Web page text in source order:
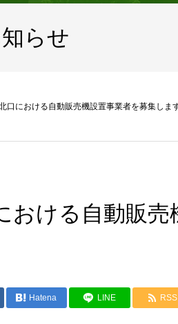
らせ
口における自動販売機設置事業者を募集しま
おける自動販
Hatena LINE RSS